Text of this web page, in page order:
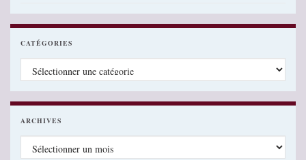
CATÉGORIES
Catégories
ARCHIVES
Archives